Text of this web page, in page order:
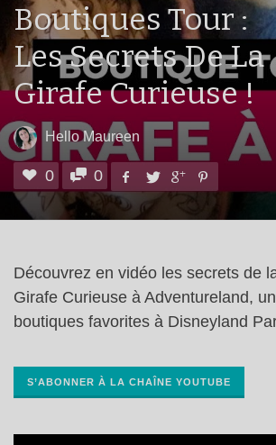
Boutiques Tour :
Les Secrets De La
Girafe Curieuse !
Hello Maureen
0 0
Découvrez en vidéo les secrets de
Girafe Curieuse à Adventureland,
boutiques favorites à Disneyland
S’ABONNER À LA CHAÎNE YOUTUBE